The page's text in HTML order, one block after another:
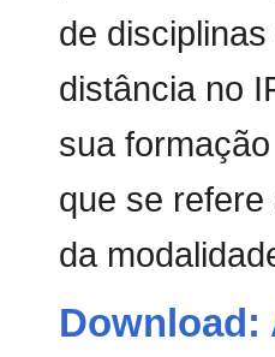
de
distância no
sua
que se
da
Download: